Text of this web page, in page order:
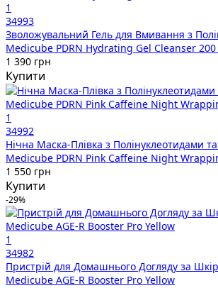
1
34993
Зволожувальний Гель для Вмивання з
Medicube PDRN Hydrating Gel Cleanser
1 390 грн
Купити
1
34992
Нічна Маска-Плівка з Полінуклеотидами
Medicube PDRN Pink Caffeine Night
1 550 грн
Купити
-29%
1
34982
Пристрій для Домашнього Догляду за
Medicube AGE-R Booster Pro Yellow